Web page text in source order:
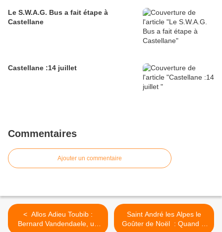
Le S.W.A.G. Bus a fait étape à
Castellane
Castellane :14 juillet
Commentaires
Ajouter un commentaire
< Allos Adieu Toubib :
Bernard Vandendaele, un
Saint André les Alpes le
Goûter de Noël : Quand la